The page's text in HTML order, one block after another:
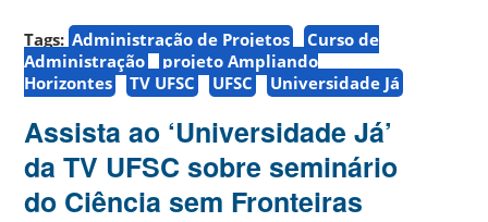
Tags: Administração de Projetos
Curso de
Administração
projeto Ampliando
Horizontes
TV UFSC UFSC Universidade Já
Assista ao ‘Universidade Já’
da TV UFSC sobre seminário
do Ciência sem Fronteiras